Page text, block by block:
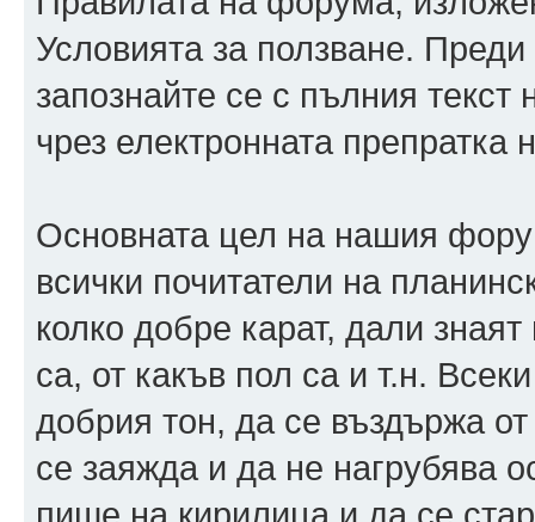
Условията за ползване.
запознайте се с пълния
чрез електронната препратка
Основната цел на нашия
всички почитатели на
колко добре карат, дали
са, от какъв пол са и т.н.
добрия тон, да се въздържа
се заяжда и да не нагрубява